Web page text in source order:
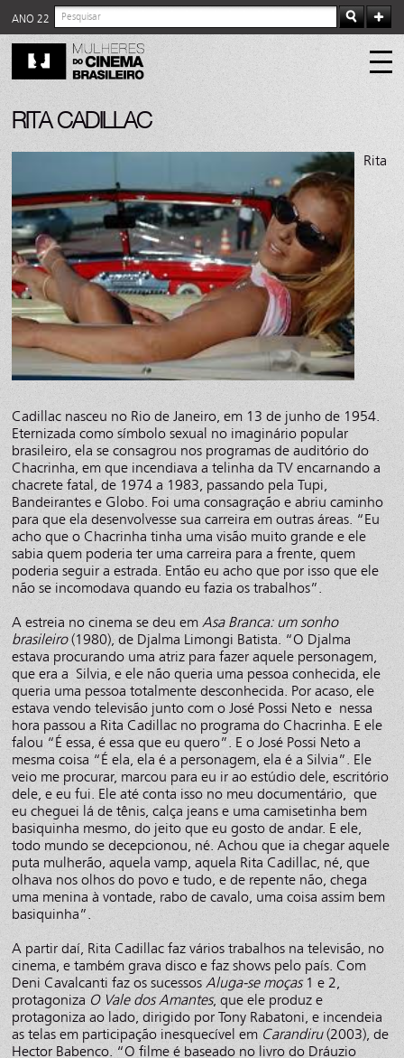
ANO 22
RITA CADILLAC
Rita
Cadillac nasceu no Rio de Janeiro, em 13 de junho de 1954.
Eternizada como símbolo sexual no imaginário popular
brasileiro, ela se consagrou nos programas de auditório do
Chacrinha, em que incendiava a telinha da TV encarnando a
chacrete fatal, de 1974 a 1983, passando pela Tupi,
Bandeirantes e Globo. Foi uma consagração e abriu caminho
para que ela desenvolvesse sua carreira em outras áreas. “Eu
acho que o Chacrinha tinha uma visão muito grande e ele
sabia quem poderia ter uma carreira para a frente, quem
poderia seguir a estrada. Então eu acho que por isso que ele
não se incomodava quando eu fazia os trabalhos”.
A estreia no cinema se deu emAsa Branca: um sonho
brasileiro(1980), de Djalma Limongi Batista. “O Djalma
estava procurando uma atriz para fazer aquele personagem,
que era a Silvia, e ele não queria uma pessoa conhecida, ele
queria uma pessoa totalmente desconhecida. Por acaso, ele
estava vendo televisão junto com o José Possi Neto e nessa
hora passou a Rita Cadillac no programa do Chacrinha. E ele
falou “É essa, é essa que eu quero”. E o José Possi Neto a
mesma coisa “É ela, ela é a personagem, ela é a Silvia”. Ele
veio me procurar, marcou para eu ir ao estúdio dele, escritório
dele, e eu fui. Ele até conta isso no meu documentário, que
eu cheguei lá de tênis, calça jeans e uma camisetinha bem
basiquinha mesmo, do jeito que eu gosto de andar. E ele,
todo mundo se decepcionou, né. Achou que ia chegar aquele
puta mulherão, aquela vamp, aquela Rita Cadillac, né, que
olhava nos olhos do povo e tudo, e de repente não, chega
uma menina à vontade, rabo de cavalo, uma coisa assim bem
basiquinha”.
A partir daí, Rita Cadillac faz vários trabalhos na televisão, no
cinema, e também grava disco e faz shows pelo país. Com
Deni Cavalcanti faz os sucessosAluga-se moças1 e 2,
protagoniza O Vale dos Amantes, que ele produz e
protagoniza ao lado, dirigido por Tony Rabatoni, e incendeia
as telas em participação inesquecível em Carandiru(2003), de
Hector Babenco. “O filme é baseado no livro do Dráuzio